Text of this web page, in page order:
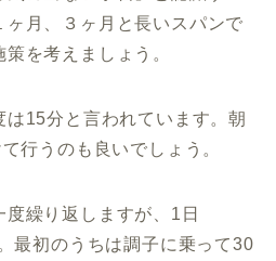
ヶ月、３ヶ月と長いスパンで
を考えましょう。
は15分と言われています。朝
行うのも良いでしょう。
繰り返しますが、 1 日
最初のうちは調子に乗って30